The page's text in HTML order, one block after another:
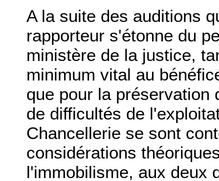
A la suite des auditions
rapporteur s'étonne du
ministère de la justice,
minimum vital au
que pour la préservation
de difficultés de
Chancellerie se sont
considérations
l'immobilisme, aux deux